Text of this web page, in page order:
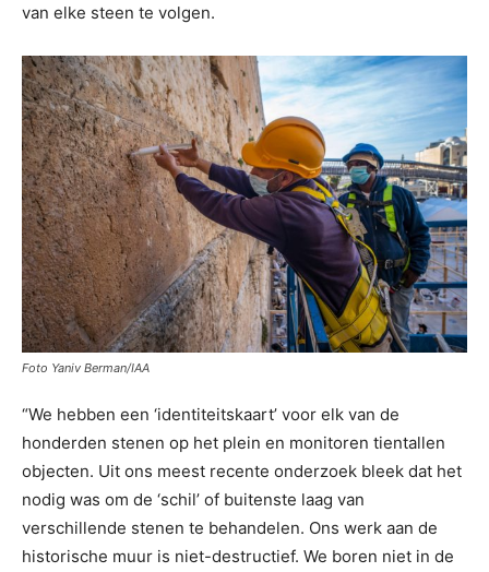
van elke steen te volgen.
Foto Yaniv Berman/IAA
“We hebben een ‘identiteitskaart’ voor elk van de
honderden stenen op het plein en monitoren tientallen
objecten. Uit ons meest recente onderzoek bleek dat het
nodig was om de ‘schil’ of buitenste laag van
verschillende stenen te behandelen. Ons werk aan de
historische muur is niet-destructief. We boren niet in de